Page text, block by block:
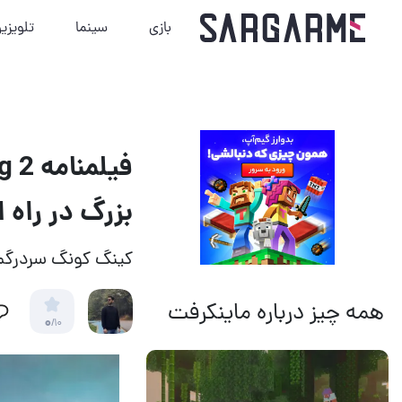
بازی سینما
همه چیز درباره ماینکرفت
بزرگ در
کینگ کونگ
0/10